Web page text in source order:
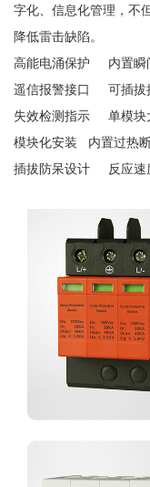
字化、信息化管理，不
降低雷击缺陷。
高能电涌保护
内置瞬
遥信报警接口
可插拔
失效检测指示
单模块
模块化安装
内置过热
插拔防呆设计
反应速